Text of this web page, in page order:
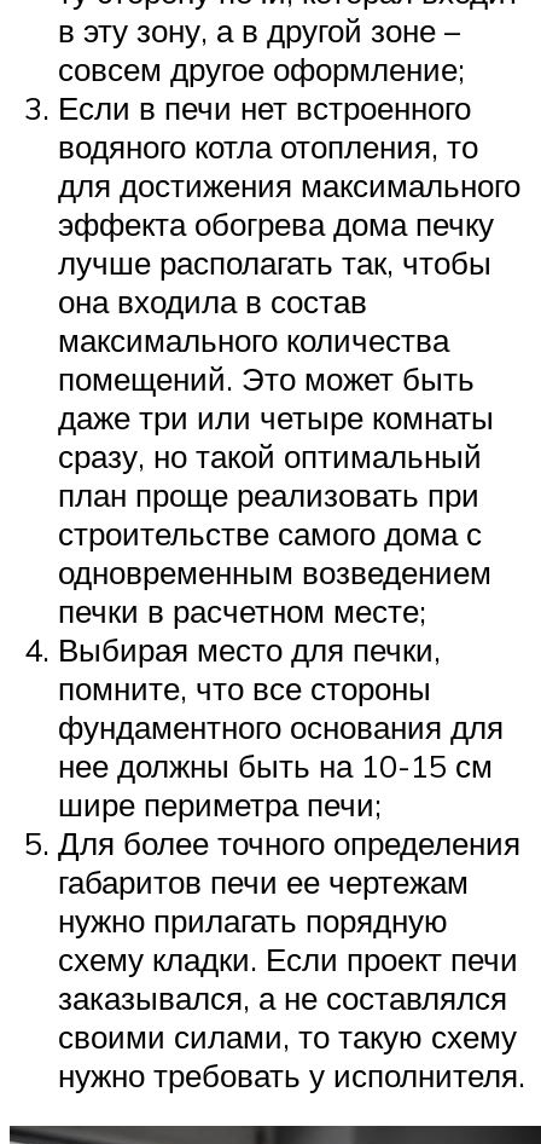
в эту зону, а в другой зоне –
совсем другое оформление;
Если в печи нет встроенного
водяного котла отопления, то
для достижения максимального
эффекта обогрева дома печку
лучше располагать так, чтобы
она входила в состав
максимального количества
помещений. Это может быть
даже три или четыре комнаты
сразу, но такой оптимальный
план проще реализовать при
строительстве самого дома с
одновременным возведением
печки в расчетном месте;
Выбирая место для печки,
помните, что все стороны
фундаментного основания для
нее должны быть на 10-15 см
шире периметра печи;
Для более точного определения
габаритов печи ее чертежам
нужно прилагать порядную
схему кладки. Если проект печи
заказывался, а не составлялся
своими силами, то такую схему
нужно требовать у исполнителя.